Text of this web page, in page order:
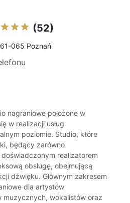
(52)
065 Poznań
nagraniowe położone w
w realizacji usług
poziomie. Studio, które
będący zarówno
realizatorem
obsługę, obejmującą
dźwięku. Głównym zakresem
dla artystów
muzycznych, wokalistów oraz